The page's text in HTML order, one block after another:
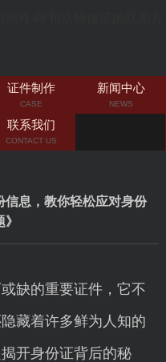
证件制作
CASE
新闻中心
NEWS
联系我们
CONTACT US
信息，教你轻松应对身份
缺的重要证件，它不
藏着许多鲜为人知的
开身份证背后的秘